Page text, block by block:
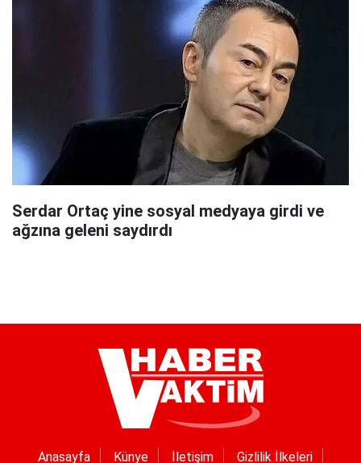
Serdar Ortaç yine sosyal medyaya girdi ve
ağzına geleni saydırdı
Anasayfa Künye İletişim Gizlilik İlkeleri